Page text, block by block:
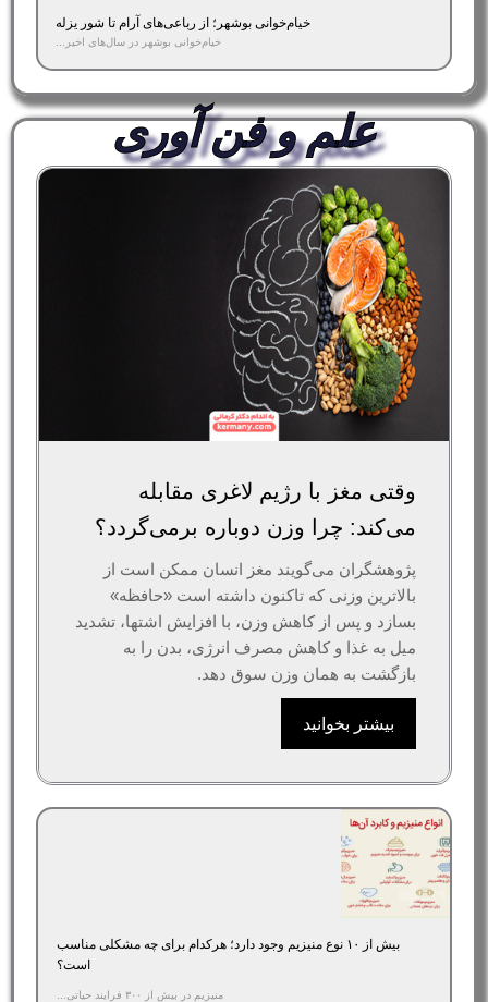
خیام‌خوانی بوشهر؛ از رباعی‌های آرام تا شور یزله
خیام‌خوانی بوشهر در سال‌های اخیر...
علم و فن آوری
وقتی مغز با رژیم لاغری مقابله
می‌کند: چرا وزن دوباره برمی‌گردد؟
پژوهشگران می‌گویند مغز انسان ممکن است از
بالاترین وزنی که تاکنون داشته است «حافظه»
بسازد و پس از کاهش وزن، با افزایش اشتها، تشدید
میل به غذا و کاهش مصرف انرژی، بدن را به
بازگشت به همان وزن سوق دهد.
بیشتر بخوانید
بیش از ۱۰ نوع منیزیم وجود دارد؛ هر‌کدام برای چه مشکلی مناسب‌
است؟
منیزیم در بیش از ۳۰۰ فرایند حیاتی...